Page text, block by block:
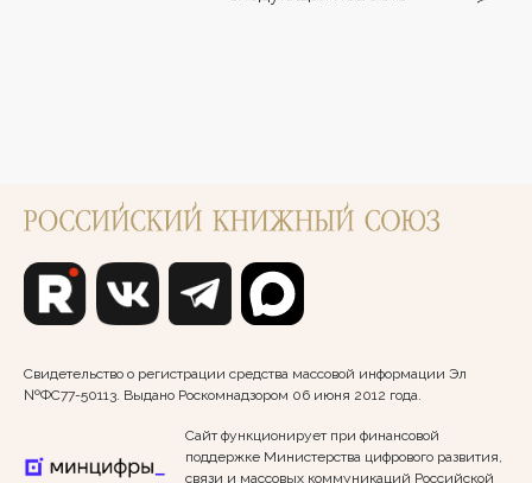
Свидетельство о регистрации средства массовой информации Эл
№ФС77-50113. Выдано Роскомнадзором 06 июня 2012 года.
Сайт функционирует при финансовой
поддержке Министерства цифрового развития,
связи и массовых коммуникаций Российской